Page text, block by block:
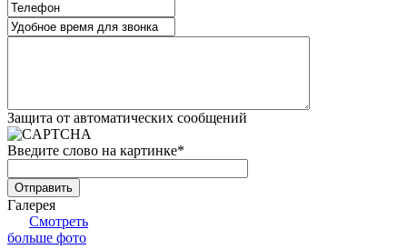
Защита от автоматических сообщений
Введите слово на картинке*
Галерея
Смотреть
больше фото